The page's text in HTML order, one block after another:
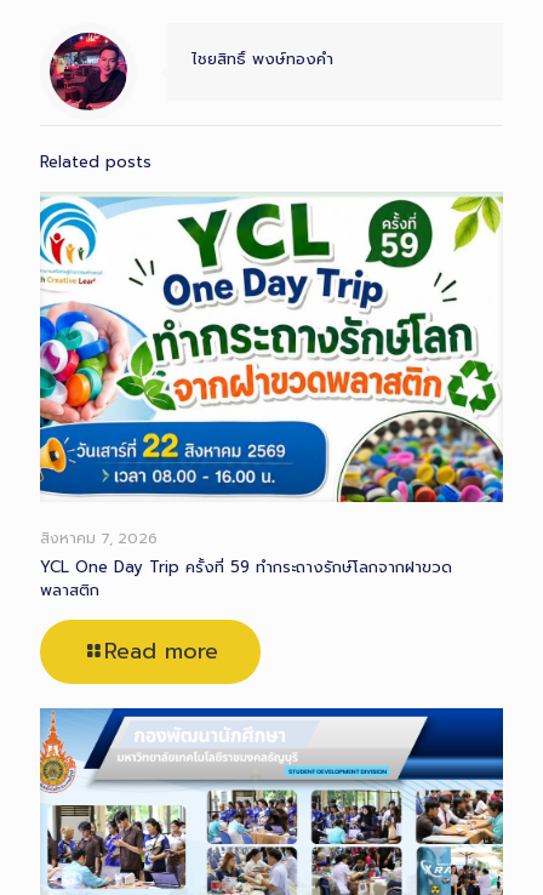
ไชยสิทธิ์ พงษ์ทองคำ
Related posts
สิงหาคม 7, 2026
YCL One Day Trip ครั้งที่ 59 ทำกระถางรักษ์โลกจากฝาขวด
พลาสติก
Read more